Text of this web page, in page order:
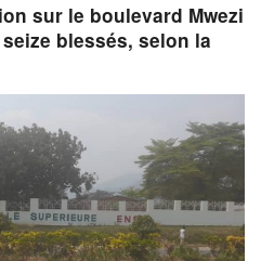
sur le boulevard Mwezi
blessés, selon la